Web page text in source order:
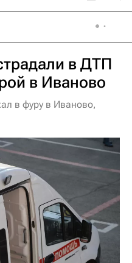
в ДТП
в Иваново
в фуру в Иваново,